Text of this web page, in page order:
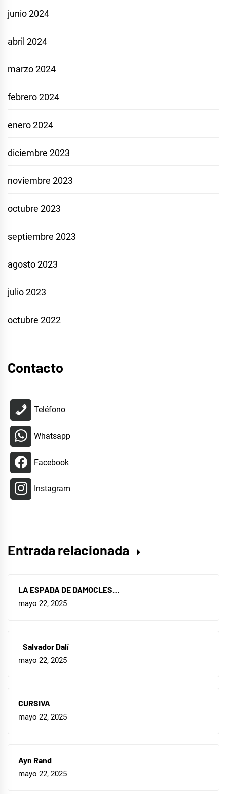
junio 2024
abril 2024
marzo 2024
febrero 2024
enero 2024
diciembre 2023
noviembre 2023
octubre 2023
septiembre 2023
agosto 2023
julio 2023
octubre 2022
Contacto
Teléfono
Whatsapp
Facebook
Instagram
Entrada relacionada
LA ESPADA DE DAMOCLES…
mayo 22, 2025
Salvador Dalí
mayo 22, 2025
CURSIVA
mayo 22, 2025
Ayn Rand
mayo 22, 2025